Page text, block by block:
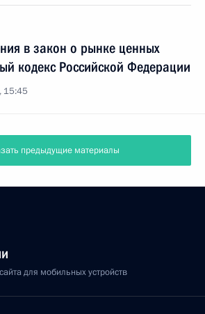
в закон о рынке ценных
кодекс Российской Федерации
15:45
предыдущие материалы
для мобильных устройств